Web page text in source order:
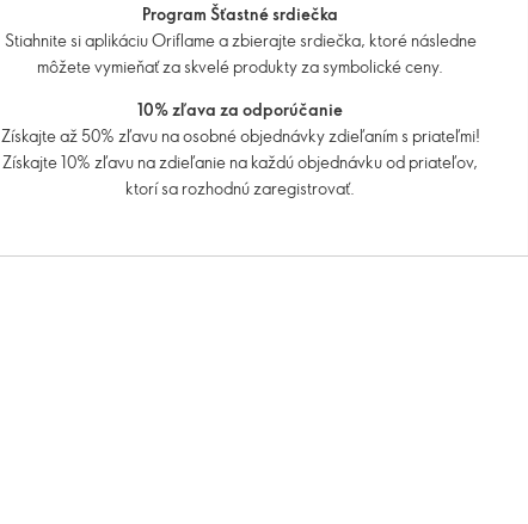
Program Šťastné srdiečka
Stiahnite si aplikáciu Oriflame a zbierajte srdiečka, ktoré následne
môžete vymieňať za skvelé produkty za symbolické ceny.
10% zľava za odporúčanie
Získajte až 50% zľavu na osobné objednávky zdieľaním s priateľmi!
Získajte 10% zľavu na zdieľanie na každú objednávku od priateľov,
ktorí sa rozhodnú zaregistrovať.